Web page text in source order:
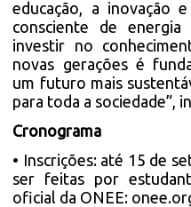
educação, a inovação
consciente de energia
investir no
novas gerações é
um futuro mais
para toda a sociedade”,
Cronograma
• Inscrições: até 15 de
ser feitas por
oficial da ONEE: